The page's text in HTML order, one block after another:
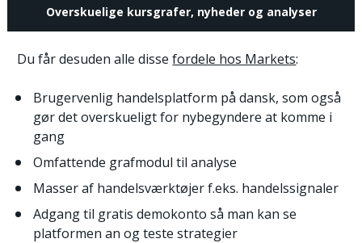
Overskuelige kursgrafer, nyheder og analyser
Du får desuden alle disse fordele hos Markets:
Brugervenlig handelsplatform på dansk, som også
gør det overskueligt for nybegyndere at komme i
gang
Omfattende grafmodul til analyse
Masser af handelsværktøjer f.eks. handelssignaler
Adgang til gratis demokonto så man kan se
platformen an og teste strategier